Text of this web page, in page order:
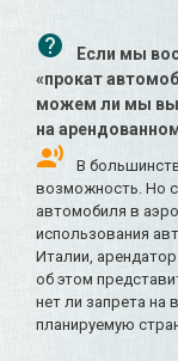
Если мы
«прокат
можем ли мы
на
В
возможность. Но
автомобиля в
использования
Италии,
об этом
нет ли запрета на
планируемую